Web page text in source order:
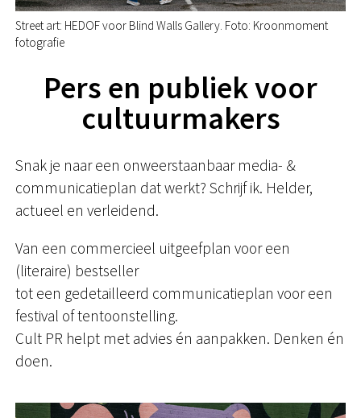
Street art: HEDOF voor Blind Walls Gallery. Foto: Kroonmoment
fotografie
Pers en publiek voor
cultuurmakers
Snak je naar een onweerstaanbaar media- &
communicatieplan dat werkt? Schrijf ik. Helder,
actueel en verleidend.
Van een commercieel uitgeefplan voor een
(literaire) bestseller
tot een gedetailleerd communicatieplan voor een
festival of tentoonstelling.
Cult PR helpt met advies én aanpakken. Denken én
doen.